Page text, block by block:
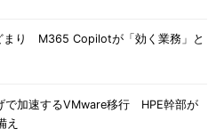
まり M365 Copilotが「効く業務」と
で加速するVMware移行 HPE幹部が
え